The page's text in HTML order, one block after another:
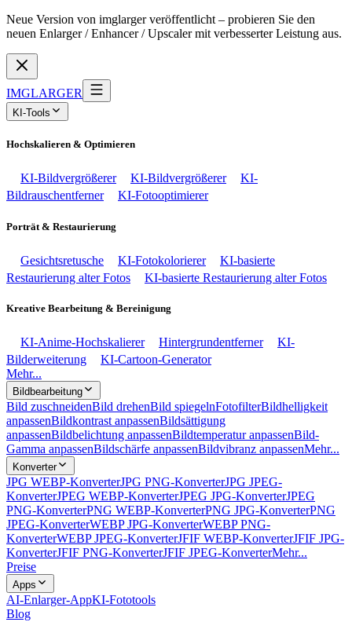
Neue Version von imglarger veröffentlicht – probieren Sie den
neuen Enlarger / Enhancer / Upscaler mit verbesserter Leistung aus.
IMGLARGER
KI-Tools
Hochskalieren & Optimieren
KI-Bildvergrößerer KI-Bildvergrößerer
KI-
Bildrauschentferner
KI-Fotooptimierer
Porträt & Restaurierung
Gesichtsretusche KI-Fotokolorierer
KI-basierte
Restaurierung alter Fotos
KI-basierte Restaurierung alter Fotos
Kreative Bearbeitung & Bereinigung
KI-Anime-Hochskalierer Hintergrundentferner
KI-
Bilderweiterung
KI-Cartoon-Generator
Mehr...
Bildbearbeitung
Bild zuschneidenBild drehenBild spiegelnFotofilterBildhelligkeit
anpassenBildkontrast anpassenBildsättigung
anpassenBildbelichtung anpassenBildtemperatur anpassenBild-
Gamma anpassenBildschärfe anpassenBildvibranz anpassenMehr...
Konverter
JPG WEBP-KonverterJPG PNG-KonverterJPG JPEG-
KonverterJPEG WEBP-KonverterJPEG JPG-KonverterJPEG
PNG-KonverterPNG WEBP-KonverterPNG JPG-KonverterPNG
JPEG-KonverterWEBP JPG-KonverterWEBP PNG-
KonverterWEBP JPEG-KonverterJFIF WEBP-KonverterJFIF JPG-
KonverterJFIF PNG-KonverterJFIF JPEG-KonverterMehr...
Preise
Apps
AI-Enlarger-AppKI-Fototools
Blog